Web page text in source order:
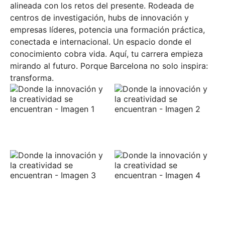
alineada con los retos del presente. Rodeada de
centros de investigación, hubs de innovación y
empresas líderes, potencia una formación práctica,
conectada e internacional. Un espacio donde el
conocimiento cobra vida. Aquí, tu carrera empieza
mirando al futuro. Porque Barcelona no solo inspira:
transforma.